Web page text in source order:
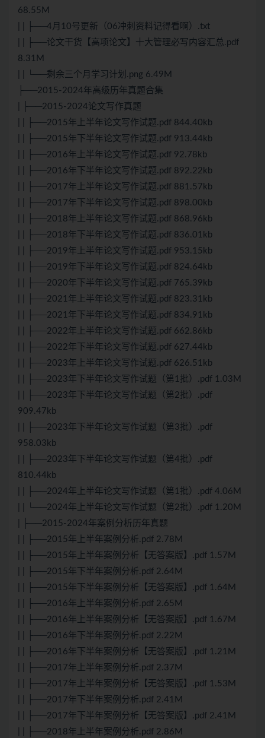
68.55M
| | ├──4月10号更新（06冲刺资料记得看啊）.txt
| | ├──论文干货【高项论文】十大管理必写内容汇总.pdf
8.31M
| | └──剩余三个月学习计划.png 6.49M
├──2015-2024年高级历年真题合集
| ├──2015-2024论文写作真题
| | ├──2015年上半年论文写作试题.pdf 844.40kb
| | ├──2015年下半年论文写作试题.pdf 913.44kb
| | ├──2016年上半年论文写作试题.pdf 92.78kb
| | ├──2016年下半年论文写作试题.pdf 892.22kb
| | ├──2017年上半年论文写作试题.pdf 881.57kb
| | ├──2017年下半年论文写作试题.pdf 898.00kb
| | ├──2018年上半年论文写作试题.pdf 868.96kb
| | ├──2018年下半年论文写作试题.pdf 836.01kb
| | ├──2019年上半年论文写作试题.pdf 953.15kb
| | ├──2019年下半年论文写作试题.pdf 824.64kb
| | ├──2020年下半年论文写作试题.pdf 765.39kb
| | ├──2021年上半年论文写作试题.pdf 823.31kb
| | ├──2021年下半年论文写作试题.pdf 834.91kb
| | ├──2022年上半年论文写作试题.pdf 662.86kb
| | ├──2022年下半年论文写作试题.pdf 627.44kb
| | ├──2023年上半年论文写作试题.pdf 626.51kb
| | ├──2023年下半年论文写作试题（第1批）.pdf 1.03M
| | ├──2023年下半年论文写作试题（第2批）.pdf
909.47kb
| | ├──2023年下半年论文写作试题（第3批）.pdf
958.03kb
| | ├──2023年下半年论文写作试题（第4批）.pdf
810.44kb
| | ├──2024年上半年论文写作试题（第1批）.pdf 4.06M
| | └──2024年上半年论文写作试题（第2批）.pdf 1.20M
| ├──2015-2024年案例分析历年真题
| | ├──2015年上半年案例分析.pdf 2.78M
| | ├──2015年上半年案例分析【无答案版】.pdf 1.57M
| | ├──2015年下半年案例分析.pdf 2.64M
| | ├──2015年下半年案例分析【无答案版】.pdf 1.64M
| | ├──2016年上半年案例分析.pdf 2.65M
| | ├──2016年上半年案例分析【无答案版】.pdf 1.67M
| | ├──2016年下半年案例分析.pdf 2.22M
| | ├──2016年下半年案例分析【无答案版】.pdf 1.21M
| | ├──2017年上半年案例分析.pdf 2.37M
| | ├──2017年上半年案例分析【无答案版】.pdf 1.53M
| | ├──2017年下半年案例分析.pdf 2.41M
| | ├──2017年下半年案例分析【无答案版】.pdf 2.41M
| | ├──2018年上半年案例分析.pdf 2.86M